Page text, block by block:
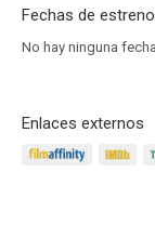
Fechas de
No hay ninguna
Enlaces externos